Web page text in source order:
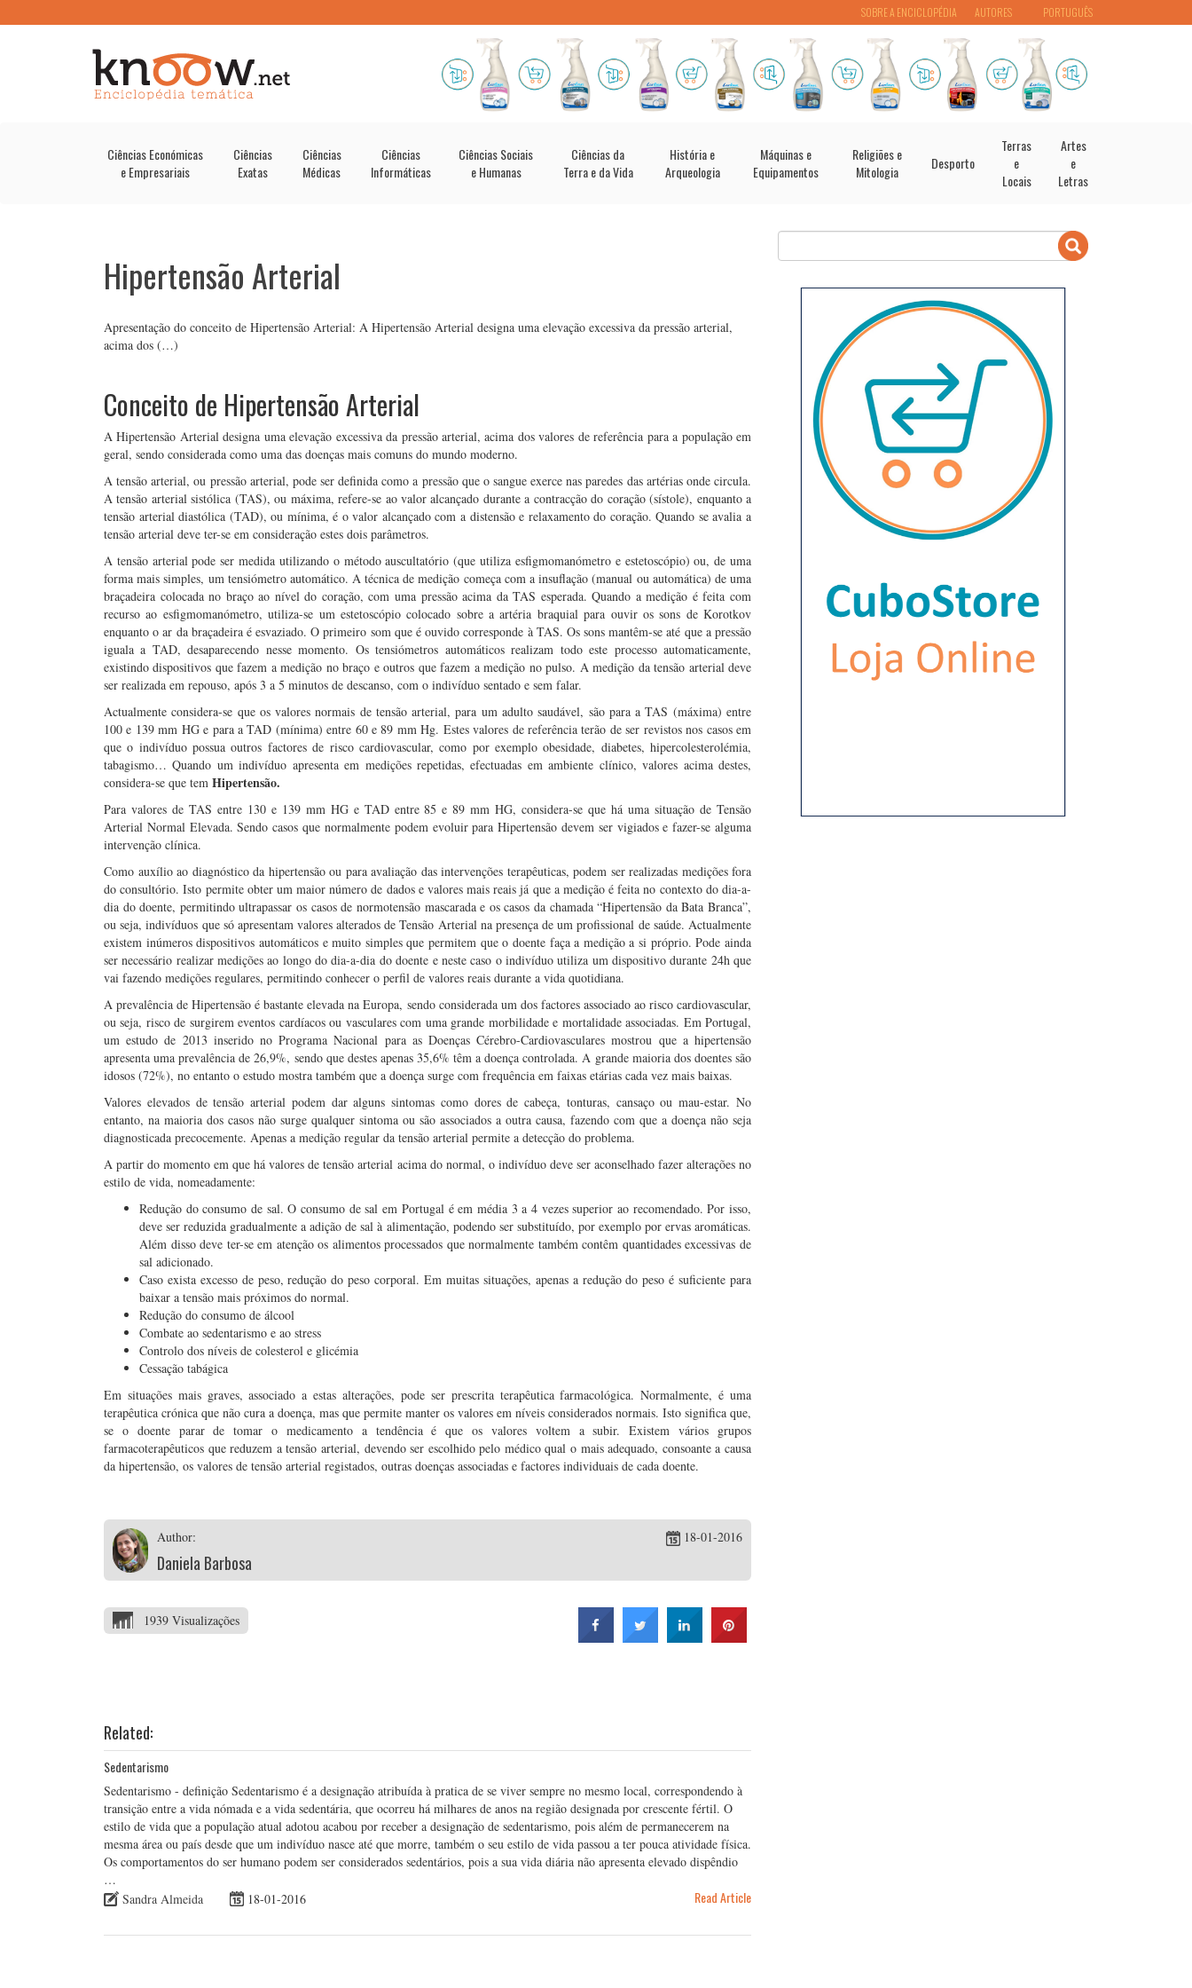
PORTUGUÊS
SOBRE A ENCICLOPÉDIA AUTORES
Ciências Económicas
e Empresariais
Ciências
Exatas
Ciências
Médicas
Ciências
Informáticas
Ciências Sociais
e Humanas
Ciências da
Terra e da Vida
História e
Arqueologia
Máquinas e
Equipamentos
Religiões e
Mitologia
Desporto
Terras
e
Locais
Artes
e
Letras
Hipertensão Arterial
Apresentação do conceito de Hipertensão Arterial: A Hipertensão Arterial designa uma elevação excessiva da pressão arterial,
acima dos (…)
Conceito de Hipertensão Arterial
A Hipertensão Arterial designa uma elevação excessiva da pressão arterial, acima dos valores de referência para a população em
geral, sendo considerada como uma das doenças mais comuns do mundo moderno.
A tensão arterial, ou pressão arterial, pode ser definida como a pressão que o sangue exerce nas paredes das artérias onde circula.
A tensão arterial sistólica (TAS), ou máxima, refere-se ao valor alcançado durante a contracção do coração (sístole), enquanto a
tensão arterial diastólica (TAD), ou mínima, é o valor alcançado com a distensão e relaxamento do coração. Quando se avalia a
tensão arterial deve ter-se em consideração estes dois parâmetros.
A tensão arterial pode ser medida utilizando o método auscultatório (que utiliza esfigmomanómetro e estetoscópio) ou, de uma
forma mais simples, um tensiómetro automático. A técnica de medição começa com a insuflação (manual ou automática) de uma
braçadeira colocada no braço ao nível do coração, com uma pressão acima da TAS esperada. Quando a medição é feita com
recurso ao esfigmomanómetro, utiliza-se um estetoscópio colocado sobre a artéria braquial para ouvir os sons de Korotkov
enquanto o ar da braçadeira é esvaziado. O primeiro som que é ouvido corresponde à TAS. Os sons mantêm-se até que a pressão
iguala a TAD, desaparecendo nesse momento. Os tensiómetros automáticos realizam todo este processo automaticamente,
existindo dispositivos que fazem a medição no braço e outros que fazem a medição no pulso. A medição da tensão arterial deve
ser realizada em repouso, após 3 a 5 minutos de descanso, com o indivíduo sentado e sem falar.
Actualmente considera-se que os valores normais de tensão arterial, para um adulto saudável, são para a TAS (máxima) entre
100 e 139 mm HG e para a TAD (mínima) entre 60 e 89 mm Hg. Estes valores de referência terão de ser revistos nos casos em
que o indivíduo possua outros factores de risco cardiovascular, como por exemplo obesidade, diabetes, hipercolesterolémia,
tabagismo… Quando um indivíduo apresenta em medições repetidas, efectuadas em ambiente clínico, valores acima destes,
considera-se que tem Hipertensão.
Para valores de TAS entre 130 e 139 mm HG e TAD entre 85 e 89 mm HG, considera-se que há uma situação de Tensão
Arterial Normal Elevada. Sendo casos que normalmente podem evoluir para Hipertensão devem ser vigiados e fazer-se alguma
intervenção clínica.
Como auxílio ao diagnóstico da hipertensão ou para avaliação das intervenções terapêuticas, podem ser realizadas medições fora
do consultório. Isto permite obter um maior número de dados e valores mais reais já que a medição é feita no contexto do dia-a-
dia do doente, permitindo ultrapassar os casos de normotensão mascarada e os casos da chamada “Hipertensão da Bata Branca”,
ou seja, indivíduos que só apresentam valores alterados de Tensão Arterial na presença de um profissional de saúde. Actualmente
existem inúmeros dispositivos automáticos e muito simples que permitem que o doente faça a medição a si próprio. Pode ainda
ser necessário realizar medições ao longo do dia-a-dia do doente e neste caso o indivíduo utiliza um dispositivo durante 24h que
vai fazendo medições regulares, permitindo conhecer o perfil de valores reais durante a vida quotidiana.
A prevalência de Hipertensão é bastante elevada na Europa, sendo considerada um dos factores associado ao risco cardiovascular,
ou seja, risco de surgirem eventos cardíacos ou vasculares com uma grande morbilidade e mortalidade associadas. Em Portugal,
um estudo de 2013 inserido no Programa Nacional para as Doenças Cérebro-Cardiovasculares mostrou que a hipertensão
apresenta uma prevalência de 26,9%, sendo que destes apenas 35,6% têm a doença controlada. A grande maioria dos doentes são
idosos (72%), no entanto o estudo mostra também que a doença surge com frequência em faixas etárias cada vez mais baixas.
Valores elevados de tensão arterial podem dar alguns sintomas como dores de cabeça, tonturas, cansaço ou mau-estar. No
entanto, na maioria dos casos não surge qualquer sintoma ou são associados a outra causa, fazendo com que a doença não seja
diagnosticada precocemente. Apenas a medição regular da tensão arterial permite a detecção do problema.
A partir do momento em que há valores de tensão arterial acima do normal, o indivíduo deve ser aconselhado fazer alterações no
estilo de vida, nomeadamente:
Redução do consumo de sal. O consumo de sal em Portugal é em média 3 a 4 vezes superior ao recomendado. Por isso,
deve ser reduzida gradualmente a adição de sal à alimentação, podendo ser substituído, por exemplo por ervas aromáticas.
Além disso deve ter-se em atenção os alimentos processados que normalmente também contêm quantidades excessivas de
sal adicionado.
Caso exista excesso de peso, redução do peso corporal. Em muitas situações, apenas a redução do peso é suficiente para
baixar a tensão mais próximos do normal.
Redução do consumo de álcool
Combate ao sedentarismo e ao stress
Controlo dos níveis de colesterol e glicémia
Cessação tabágica
Em situações mais graves, associado a estas alterações, pode ser prescrita terapêutica farmacológica. Normalmente, é uma
terapêutica crónica que não cura a doença, mas que permite manter os valores em níveis considerados normais. Isto significa que,
se o doente parar de tomar o medicamento a tendência é que os valores voltem a subir. Existem vários grupos
farmacoterapêuticos que reduzem a tensão arterial, devendo ser escolhido pelo médico qual o mais adequado, consoante a causa
da hipertensão, os valores de tensão arterial registados, outras doenças associadas e factores individuais de cada doente.
Author:
Daniela Barbosa
18-01-2016
1939 Visualizações
Related:
Sedentarismo
Sedentarismo - definição Sedentarismo é a designação atribuída à pratica de se viver sempre no mesmo local, correspondendo à
transição entre a vida nómada e a vida sedentária, que ocorreu há milhares de anos na região designada por crescente fértil. O
estilo de vida que a população atual adotou acabou por receber a designação de sedentarismo, pois além de permanecerem na
mesma área ou país desde que um indivíduo nasce até que morre, também o seu estilo de vida passou a ter pouca atividade física.
Os comportamentos do ser humano podem ser considerados sedentários, pois a sua vida diária não apresenta elevado dispêndio
…
Sandra Almeida
18-01-2016 Read Article